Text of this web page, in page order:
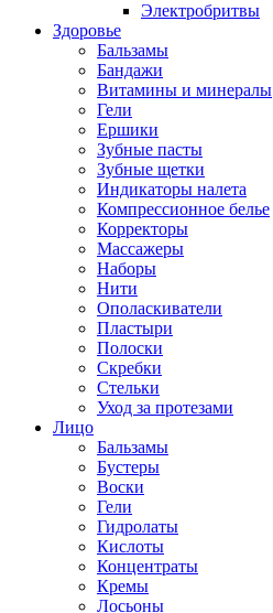
Электробритвы
Здоровье
Бальзамы
Бандажи
Витамины и минералы
Гели
Ершики
Зубные пасты
Зубные щетки
Индикаторы налета
Компрессионное белье
Корректоры
Массажеры
Наборы
Нити
Ополаскиватели
Пластыри
Полоски
Скребки
Стельки
Уход за протезами
Лицо
Бальзамы
Бустеры
Воски
Гели
Гидролаты
Кислоты
Концентраты
Кремы
Лосьоны